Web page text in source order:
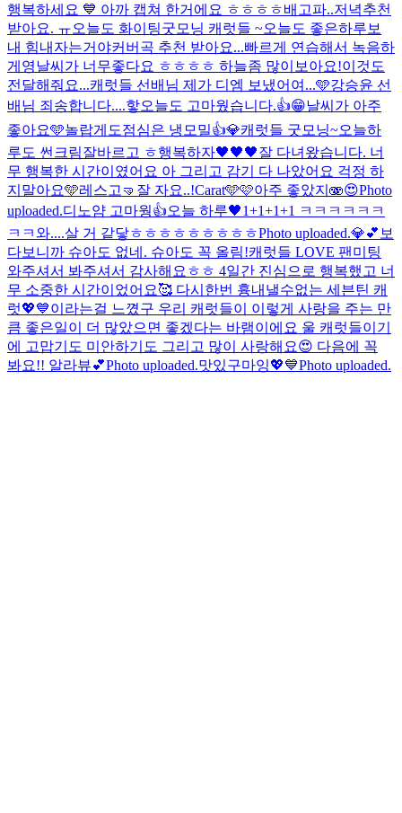
행복하세요 💙 아까 캡쳐 한거에요 ㅎㅎㅎㅎ배고파..저녁추천
받아요. ㅠ오늘도 화이팅굿모닝 캐럿들 ~오늘도 좋은하루보
내 힘내자는거야커버곡 추천 받아요...빠르게 연습해서 녹음하
게영날씨가 너무좋다요 ㅎㅎㅎㅎ 하늘좀 많이보아요!이것도
전달해줘요...캐럿들 선배님 제가 디엠 보냈어여...🩵강승윤 선
배님 죄송합니다....핳오늘도 고마웠습니다.👍😁날씨가 아주
좋아요🩵놀랍게도점심은 냉모밀👍💎캐럿들 굿모닝~오늘하
루도 썬크림잘바르고 ㅎ행복하자🖤🖤🖤잘 다녀왔습니다. 너
무 행복한 시간이였어요 아 그리고 감기 다 나았어요 걱정 하
지말아요🩵레스고🤜 잘 자요..!Carat🩵🩷아주 좋았지🫨😍Photo
uploaded.디노얌 고마웡👍오늘 하루🖤1+1+1+1 ㅋㅋㅋㅋㅋㅋ
ㅋㅋ와....살 거 같닿ㅎㅎㅎㅎㅎㅎㅎㅎㅎPhoto uploaded.💎💕 보
다보니까 슈아도 없네. 슈아도 꼭 올림!캐럿들 LOVE 팬미팅
와주셔서 봐주셔서 감사해요ㅎㅎ 4일간 진심으로 행복했고 너
무 소중한 시간이었어요🥰 다시한번 흉내낼수없는 세븐틴 캐
럿💖💙이라는걸 느꼈구 우리 캐럿들이 이렇게 사랑을 주는 만
큼 좋은일이 더 많았으면 좋겠다는 바램이에요 울 캐럿들이기
에 고맙기도 미안하기도 그리고 많이 사랑해요😍 다음에 꼭
봐요!! 알라뷰💕Photo uploaded.맛있구마잉💖💙Photo uploaded.